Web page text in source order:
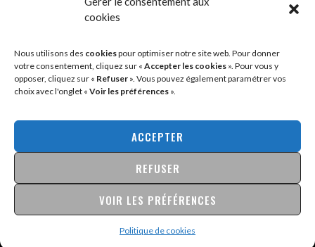
cookies
Nous utilisons des cookiespour optimiser notre site web. Pour donner
votre consentement, cliquez sur « Accepter les cookies ». Pour vous y
opposer, cliquez sur « Refuser ». Vous pouvez également paramétrer vos
choix avec l'onglet « Voir les préférences ».
ACCEPTER
REFUSER
VOIR LES PRÉFÉRENCES
Politique de cookies
Photos de l’Assemblée Générale du Club
Sébastien dans Cyclocross de Brochon (21)
Breniauxdans Cyclocross de Brochon (21)
MENTIONS LÉGALES & POLITIQUE DE CONFIDENTIALITÉ